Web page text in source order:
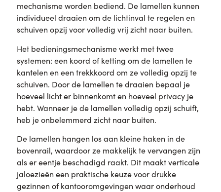
mechanisme worden bediend. De lamellen kunnen
individueel draaien om de lichtinval te regelen en
schuiven opzij voor volledig vrij zicht naar buiten.
Het bedieningsmechanisme werkt met twee
systemen: een koord of ketting om de lamellen te
kantelen en een trekkkoord om ze volledig opzij te
schuiven. Door de lamellen te draaien bepaal je
hoeveel licht er binnenkomt en hoeveel privacy je
hebt. Wanneer je de lamellen volledig opzij schuift,
heb je onbelemmerd zicht naar buiten.
De lamellen hangen los aan kleine haken in de
bovenrail, waardoor ze makkelijk te vervangen zijn
als er eentje beschadigd raakt. Dit maakt verticale
jaloezieën een praktische keuze voor drukke
gezinnen of kantooromgevingen waar onderhoud